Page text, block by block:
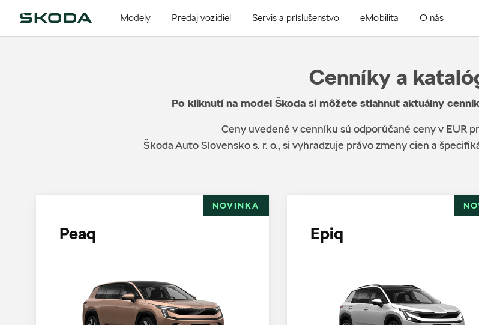
Modely Predaj vozidiel Servis a príslušenstvo eMobilita O nás
Cenníky a
Po kliknutí na model Škoda si môžete stiahnuť aktuálny
Ceny uvedené v cenníku sú odporúčané ceny v EUR
Škoda Auto Slovensko s. r. o., si vyhradzuje právo zmeny cien a
NOVINKA
Peaq Epiq